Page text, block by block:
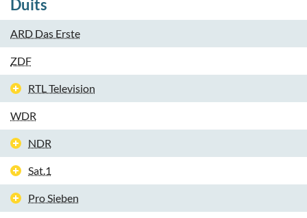
Duits
ARD Das Erste
ZDF
RTL Television
WDR
NDR
Sat.1
Pro Sieben